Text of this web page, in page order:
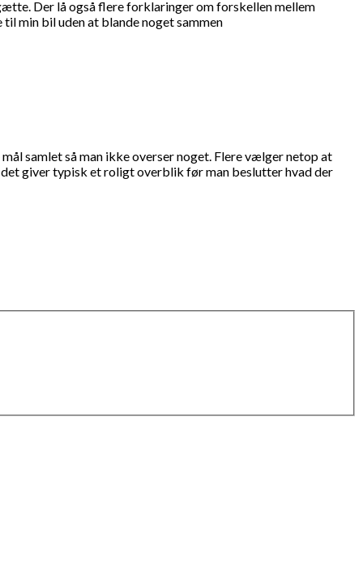
Der lå også flere forklaringer om forskellen mellem
min bil uden at blande noget sammen
samlet så man ikke overser noget. Flere vælger netop at
det giver typisk et roligt overblik før man beslutter hvad der